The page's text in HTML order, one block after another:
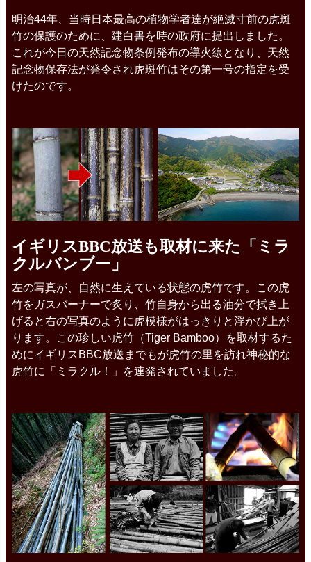
明治44年、当時日本最高の植物学者達が絶滅寸前の虎斑
竹の保護のために、建白書を時の政府に提出しました。
これが今日の天然記念物条例発布の導火線となり、天然
記念物保存法が発令され虎斑竹はその第一号の指定を受
けたのです。
イギリスBBC放送も取材に来た「ミラ
クルバンブー」
左の写真が、自然に生えている状態の虎竹です。この虎
竹をガスバーナーで炙り、竹自身から出る油分で拭き上
げると右の写真のように虎模様がはっきりと浮かび上が
ります。この珍しい虎竹（Tiger Bamboo）を取材するた
めにイギリスBBC放送までもが虎竹の里を訪れ神秘的な
虎竹に「ミラクル！」を連発されていました。